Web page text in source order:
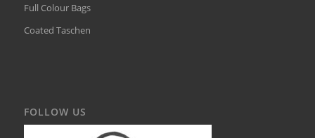
Full Colour Bags
Coated Taschen
FOLLOW US